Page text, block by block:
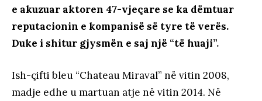
e akuzuar aktoren 47-vjeçare se ka dëmtuar
reputacionin e kompanisë së tyre të verës.
Duke i shitur gjysmën e saj një “të huaji”.
Ish-çifti bleu “Chateau Miraval” në vitin 2008,
madje edhe u martuan atje në vitin 2014. Në